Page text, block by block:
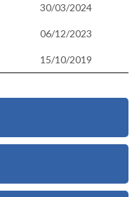
30/03/2024
06/12/2023
15/10/2019